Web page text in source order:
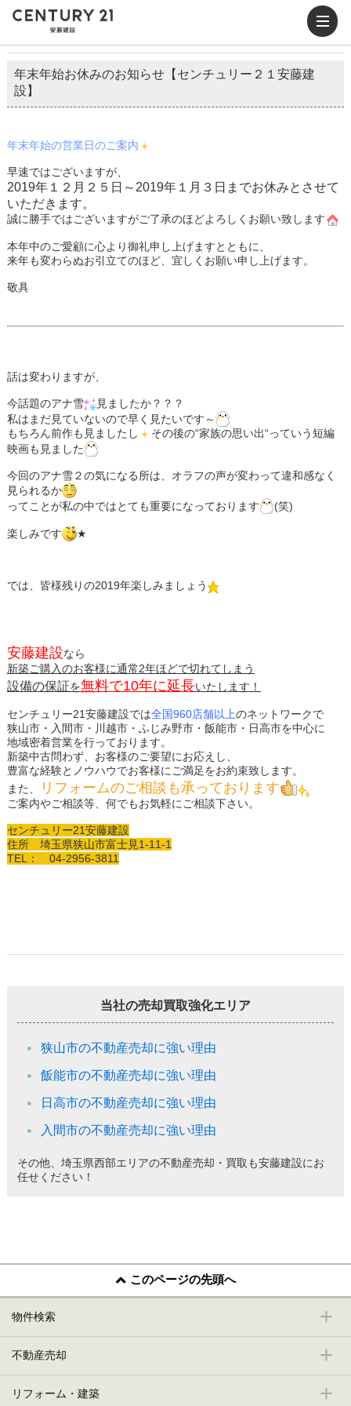
年末年始お休みのお知らせ【センチュリー２１安藤建
設】
年末年始の営業日のご案内
早速ではございますが、
2019年１２月２５日 ～ 2019年１月３日 までお休みとさせて
いただきます。
誠に勝手ではございますがご了承のほどよろしくお願い致します
本年中のご愛顧に心より御礼申し上げますとともに、
来年も変わらぬお引立てのほど、宜しくお願い申し上げます。
敬具
話は変わりますが、
今話題のアナ雪
見ましたか？？？
私はまだ見ていないので早く見たいです～
もちろん前作も見ましたし
その後の“家族の思い出“っていう短編
映画も見ました
今回のアナ雪２の気になる所は、オラフの声が変わって違和感なく
見られるか
ってことが私の中ではとても重要になっております
(笑)
楽しみです ★
では、皆様残りの2019年楽しみましょう
安藤建設なら
新築ご購入のお客様に通常2年ほどで切れてしまう
設備の保証を無料で10年に延長いたします！
センチュリー21安藤建設では全国960店舗以上のネットワークで
狭山市・入間市・川越市・ふじみ野市・飯能市・日高市を中心に
地域密着営業を行っております。
新築中古問わず、お客様のご要望にお応えし、
豊富な経験とノウハウでお客様にご満足をお約束致します。
また、
リフォームのご相談も承っております
ご案内やご相談等、何でもお気軽にご相談下さい。
センチュリー21安藤建設
住所 埼玉県狭山市富士見1-11-1
TEL： 04-2956-3811
当社の売却買取強化エリア
狭山市の不動産売却に強い理由
飯能市の不動産売却に強い理由
日高市の不動産売却に強い理由
入間市の不動産売却に強い理由
その他、埼玉県西部エリアの不動産売却・買取も安藤建設にお
任せください！
このページの先頭へ
物件検索
不動産売却
リフォーム・建築